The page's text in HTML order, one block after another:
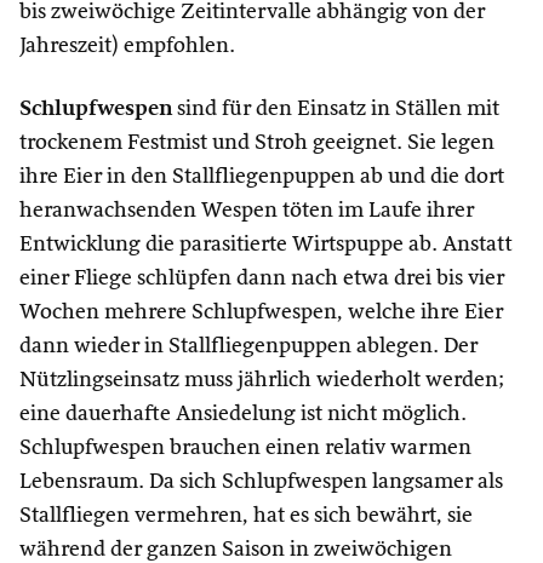
bis zweiwöchige Zeitintervalle abhängig von der
Jahreszeit) empfohlen.
Schlupfwespensind für den Einsatz in Ställen mit
trockenem Festmist und Stroh geeignet. Sie legen
ihre Eier in den Stallfliegenpuppen ab und die dort
heranwachsenden Wespen töten im Laufe ihrer
Entwicklung die parasitierte Wirtspuppe ab. Anstatt
einer Fliege schlüpfen dann nach etwa drei bis vier
Wochen mehrere Schlupfwespen, welche ihre Eier
dann wieder in Stallfliegenpuppen ablegen. Der
Nützlingseinsatz muss jährlich wiederholt werden;
eine dauerhafte Ansiedelung ist nicht möglich.
Schlupfwespen brauchen einen relativ warmen
Lebensraum. Da sich Schlupfwespen langsamer als
Stallfliegen vermehren, hat es sich bewährt, sie
während der ganzen Saison in zweiwöchigen